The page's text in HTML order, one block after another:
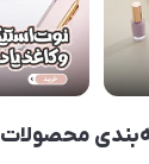
محصولات